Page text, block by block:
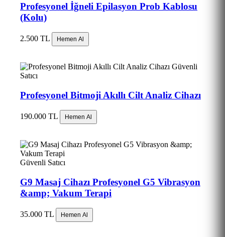
Profesyonel İğneli Epilasyon Prob Kablosu
(Kolu)
2.500 TL Hemen Al
Güvenli
Satıcı
Profesyonel Bitmoji Akıllı Cilt Analiz Cihazı
190.000 TL Hemen Al
Güvenli Satıcı
G9 Masaj Cihazı Profesyonel G5 Vibrasyon
&amp; Vakum Terapi
35.000 TL Hemen Al